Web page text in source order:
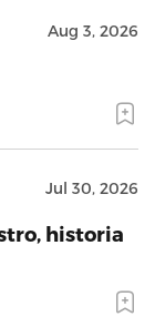
Aug 3, 2026
Jul 30, 2026
historia